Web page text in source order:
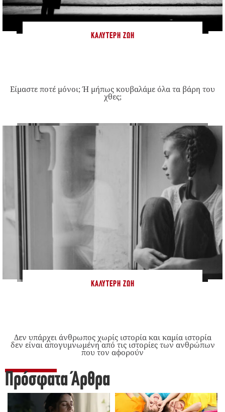
ΚΑΛΎΤΕΡΗ ΖΩΉ
Είμαστε ποτέ μόνοι; Ή μήπως κουβαλάμε όλα τα βάρη του
χθες;
ΚΑΛΎΤΕΡΗ ΖΩΉ
Δεν υπάρχει άνθρωπος χωρίς ιστορία και καμία ιστορία
δεν είναι απογυμνωμένη από τις ιστορίες των ανθρώπων
που τον αφορούν
Πρόσφατα Άρθρα